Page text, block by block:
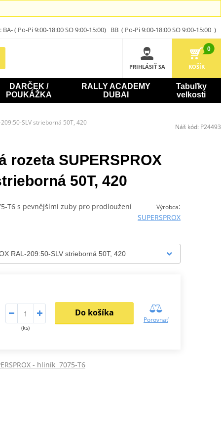
( Po-Pi 9:00-18:00 SO 9:00-15:00) BB ( Po-Pi 9:00-18:00 SO 9:00-15:00 )
PRIHLÁSIŤ SA
0
KOŠÍK
DARČEK /
POUKÁŽKA
RALLY ACADEMY
DUBAI
Tabuľky
velkosti
SLV strieborná 50T, 420
rozeta SUPERSPROX
50T, 420
Výrobca:
SUPERSPROX
T6 s pevnějšími zuby pro prodloužení
(ks)
Do košíka
Porovnať
- hliník 7075-T6
Náš kód: P24493